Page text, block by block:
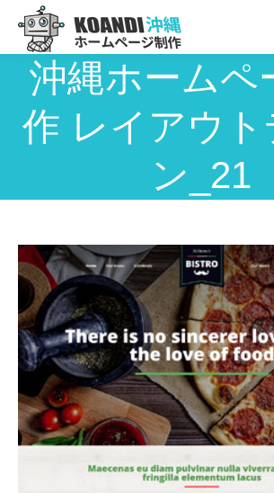
沖縄ホームペ
作 レイアウト
ン_21